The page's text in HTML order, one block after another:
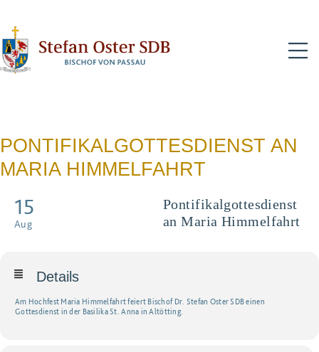
PONTIFIKALGOTTESDIENST AN
MARIA HIMMELFAHRT
15
Aug
Pontifikalgottesdienst
an Maria Himmelfahrt
Details
Am Hochfest Maria Himmelfahrt feiert Bischof Dr. Stefan Oster SDB einen
Gottesdienst in der Basilika St. Anna in Altötting.